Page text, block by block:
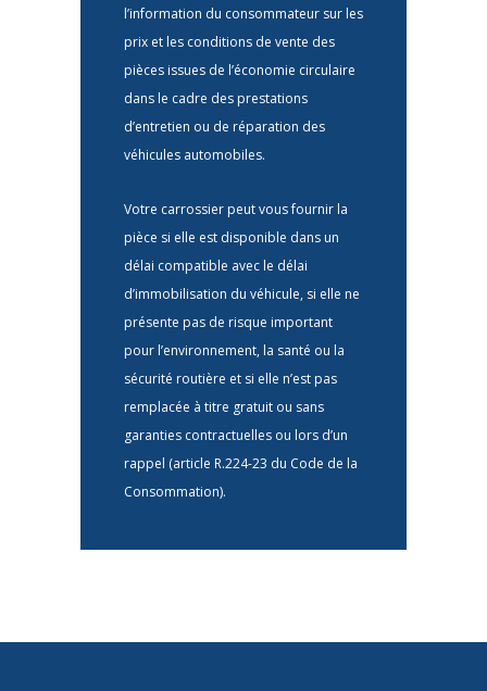
l’information du consommateur sur les
prix et les conditions de vente des
pièces issues de l’économie circulaire
dans le cadre des prestations
d’entretien ou de réparation des
véhicules automobiles.
Votre carrossier peut vous fournir la
pièce si elle est disponible dans un
délai compatible avec le délai
d’immobilisation du véhicule, si elle ne
présente pas de risque important
pour l’environnement, la santé ou la
sécurité routière et si elle n’est pas
remplacée à titre gratuit ou sans
garanties contractuelles ou lors d’un
rappel (article R.224-23 du Code de la
Consommation).